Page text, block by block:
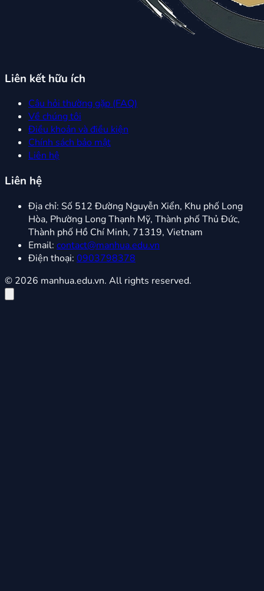
Liên kết hữu ích
Câu hỏi thường gặp (FAQ)
Về chúng tôi
Điều khoản và điều kiện
Chính sách bảo mật
Liên hệ
Liên hệ
Địa chỉ: Số 512 Đường Nguyễn Xiển, Khu phố Long
Hòa, Phường Long Thạnh Mỹ, Thành phố Thủ Đức,
Thành phố Hồ Chí Minh, 71319, Vietnam
Email: contact@manhua.edu.vn
Điện thoại: 0903798378
© 2026 manhua.edu.vn. All rights reserved.